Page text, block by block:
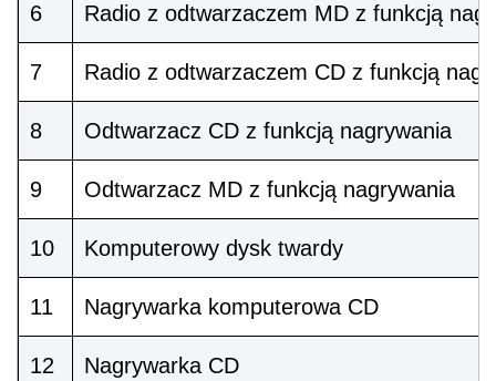
6 Radio z odtwarzaczem MD z funkcją
7 Radio z odtwarzaczem CD z funkcją
8 Odtwarzacz CD z funkcją nagrywania
9 Odtwarzacz MD z funkcją nagrywania
10 Komputerowy dysk twardy
11 Nagrywarka komputerowa CD
12 Nagrywarka CD